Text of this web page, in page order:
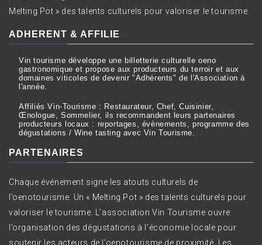
Melting Pot » des talents culturels pour valoriser le tourisme.
ADHERENT & AFFILIE
Vin tourisme développe une billetterie culturelle oeno
gastronomique et propose aux producteurs du terroir et aux
domaines viticoles de devenir "Adhérents" de l'Association à
l'année.
Affiliés Vin-Tourisme : Restaurateur, Chef, Cuisinier,
Œnologue, Sommelier, ils recommandent leurs partenaires
producteurs locaux : reportages, évènements, programme des
dégustations / Wine tasting avec Vin Tourisme.
PARTENAIRES
Chaque événement signe les atouts culturels de
l’oenotourisme. Un « Melting Pot » des talents culturels pour
valoriser le tourisme. L’association Vin Tourisme ouvre
l’organisation des dégustations à l’économie locale pour
soutenir les acteurs de l’oenotourisme de proximité. Les